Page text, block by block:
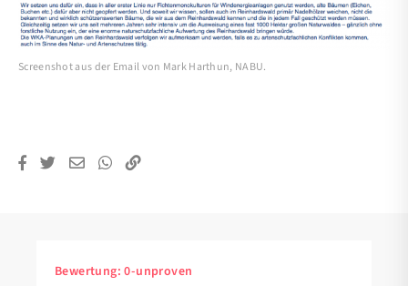
Screenshot aus der Email von Mark Harthun, NABU.
Bewertung:0-unproven